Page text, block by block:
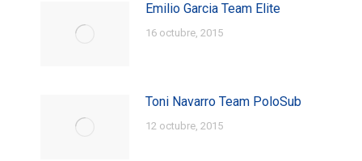
Emilio Garcia Team Elite
16 octubre, 2015
Toni Navarro Team PoloSub
12 octubre, 2015